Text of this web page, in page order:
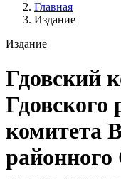
Главная
Издание
Издание
Гдовский
Гдовского
комитета
районного